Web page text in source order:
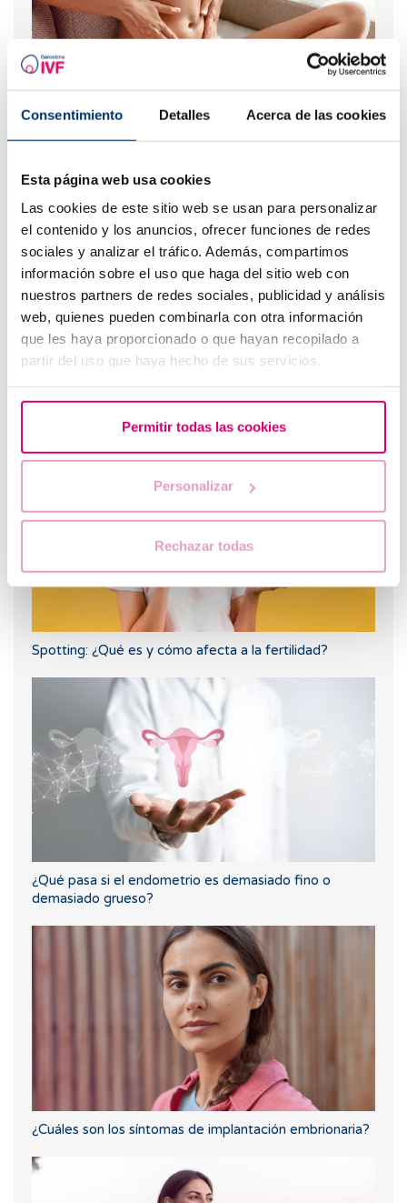
Consentimiento Detalles Acerca de las cookies
Esta página web usa cookies
Las cookies de este sitio web se usan para personalizar
el contenido y los anuncios, ofrecer funciones de redes
sociales y analizar el tráfico. Además, compartimos
información sobre el uso que haga del sitio web con
nuestros partners de redes sociales, publicidad y análisis
web, quienes pueden combinarla con otra información
que les haya proporcionado o que hayan recopilado a
partir del uso que haya hecho de sus servicios.
Permitir todas las cookies
Personalizar
Rechazar todas
fertilidad?
Tengo una baja reserva ovárica, ¿alguien me lo puede
Spotting: ¿Qué es y cómo afecta a la fertilidad?
¿Qué pasa si el endometrio es demasiado fino o
demasiado grueso?
¿Cuáles son los síntomas de implantación embrionaria?